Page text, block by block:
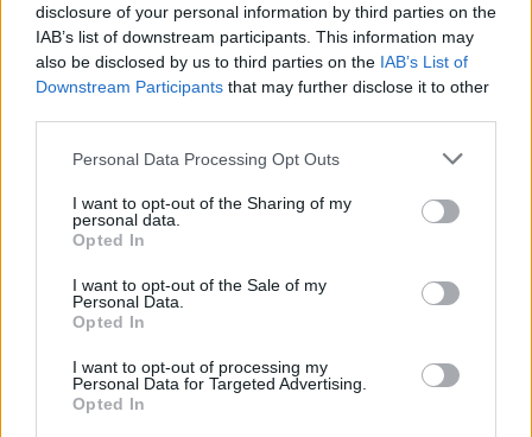
disclosure of your personal information by third parties on the
IAB’s list of downstream participants. This information may
also be disclosed by us to third parties on the IAB’s List of
Downstream Participants that may further disclose it to other
Personal Data Processing Opt Outs
I want to opt-out of the Sharing of my
personal data.
Opted In
I want to opt-out of the Sale of my
Personal Data.
Opted In
I want to opt-out of processing my
Personal Data for Targeted Advertising.
Opted In
Enrique Iglesias